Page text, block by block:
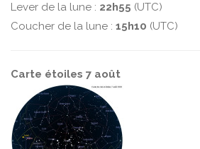
Lever de la lune : 22h55 (UTC)
Coucher de la lune : 15h10 (UTC)
Carte étoiles 7 août